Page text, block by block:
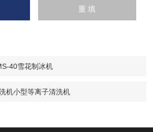
40雪花制冰机
机小型等离子清洗机